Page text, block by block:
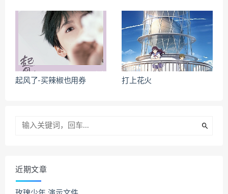
起风了-买辣椒也用券 打上花火
近期文章